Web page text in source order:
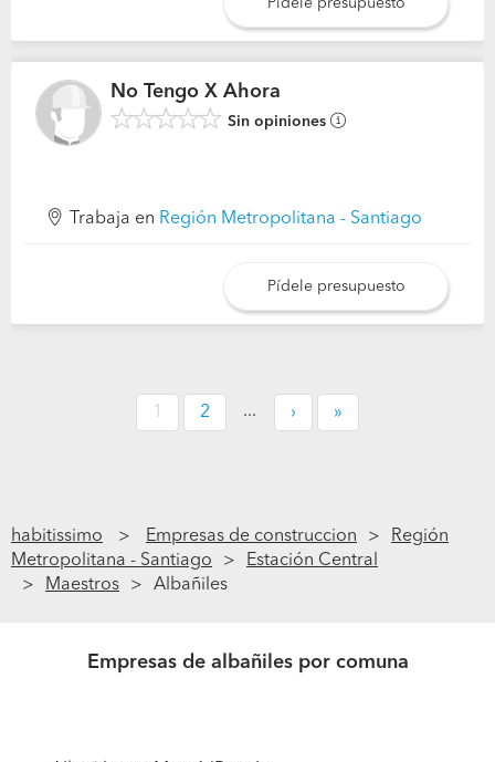
Pídele presupuesto
No Tengo X Ahora
Sin opiniones
Trabaja en Región Metropolitana - Santiago
Pídele presupuesto
1 2 ... › »
habitissimo Empresas de construccion
Región
Metropolitana - Santiago
Estación Central
Maestros
Albañiles
Empresas de albañiles por comuna